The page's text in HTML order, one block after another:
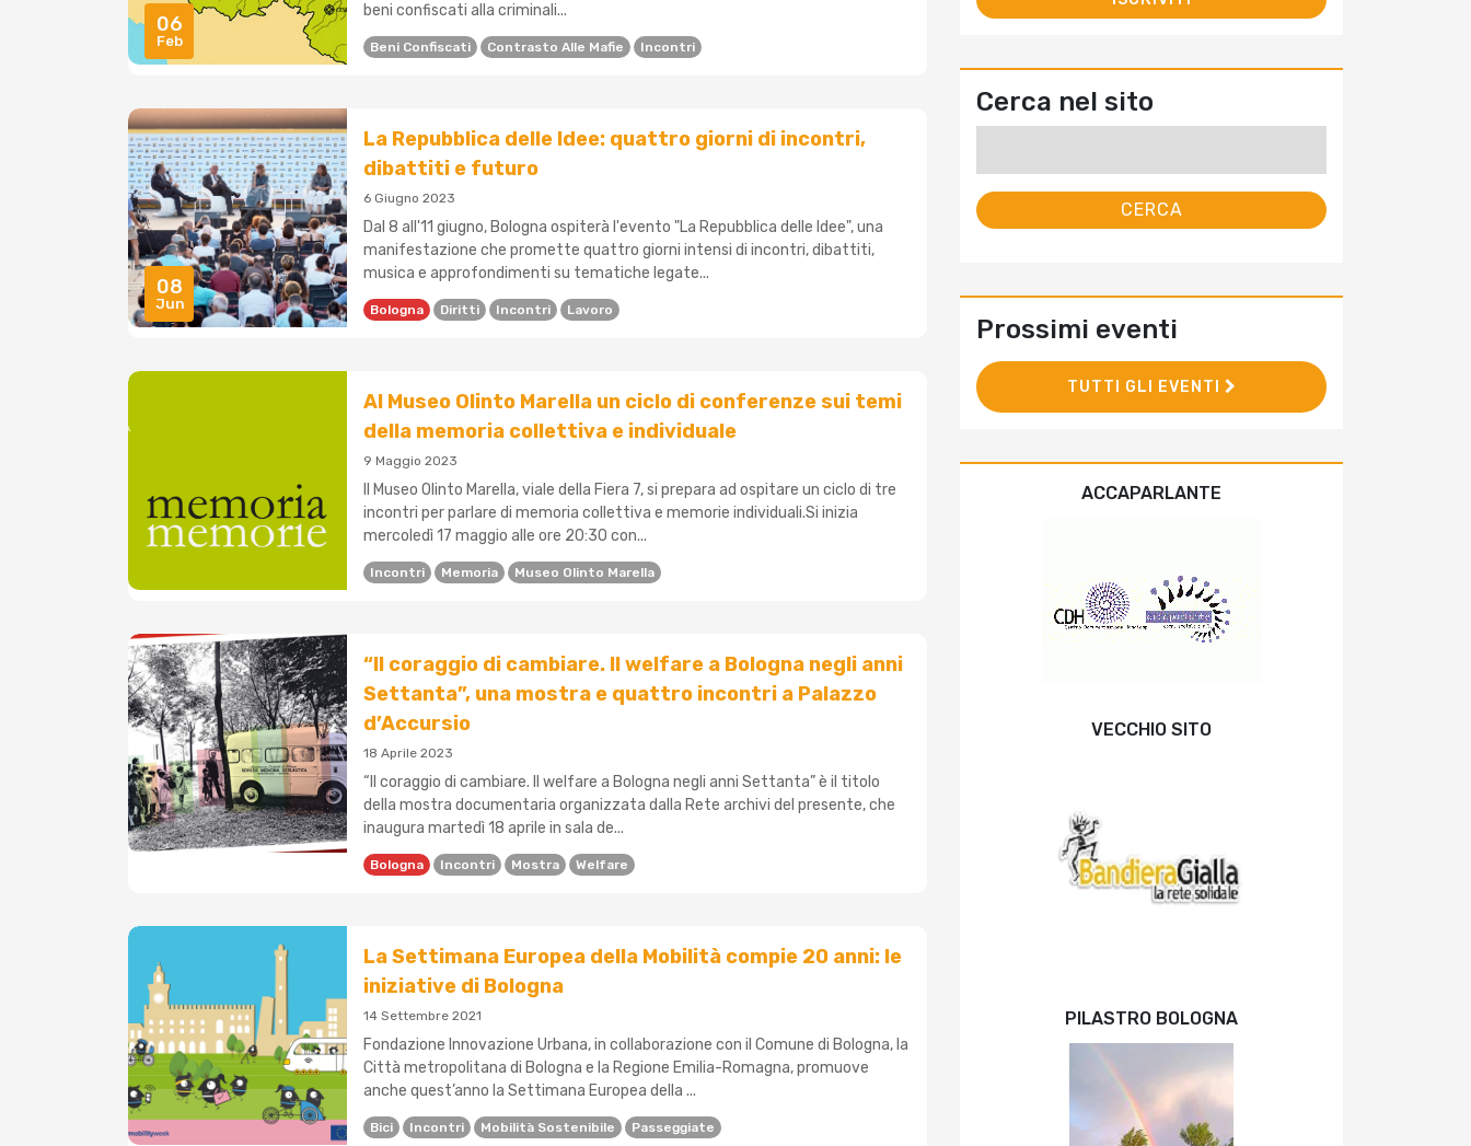
06
Feb
beni confiscati alla criminali...
Beni Confiscati Contrasto Alle Mafie Incontri
08
Jun
La Repubblica delle Idee: quattro giorni di incontri,
dibattiti e futuro
6 Giugno 2023
Dal 8 all'11 giugno, Bologna ospiterà l'evento "La Repubblica delle Idee", una
manifestazione che promette quattro giorni intensi di incontri, dibattiti,
musica e approfondimenti su tematiche legate...
Bologna Diritti Incontri Lavoro
Al Museo Olinto Marella un ciclo di conferenze sui temi
della memoria collettiva e individuale
9 Maggio 2023
Il Museo Olinto Marella, viale della Fiera 7, si prepara ad ospitare un ciclo di tre
incontri per parlare di memoria collettiva e memorie individuali.Si inizia
mercoledì 17 maggio alle ore 20:30 con...
Incontri Memoria Museo Olinto Marella
“Il coraggio di cambiare. Il welfare a Bologna negli anni
Settanta”, una mostra e quattro incontri a Palazzo
d’Accursio
18 Aprile 2023
“Il coraggio di cambiare. Il welfare a Bologna negli anni Settanta” è il titolo
della mostra documentaria organizzata dalla Rete archivi del presente, che
inaugura martedì 18 aprile in sala de...
Bologna Incontri Mostra Welfare
La Settimana Europea della Mobilità compie 20 anni: le
iniziative di Bologna
14 Settembre 2021
Fondazione Innovazione Urbana, in collaborazione con il Comune di Bologna, la
Città metropolitana di Bologna e la Regione Emilia-Romagna, promuove
anche quest’anno la Settimana Europea della ...
Bici Incontri Mobilità Sostenibile Passeggiate
Cerca nel sito
Prossimi eventi
TUTTI GLI EVENTI
ACCAPARLANTE
VECCHIO SITO
PILASTRO BOLOGNA